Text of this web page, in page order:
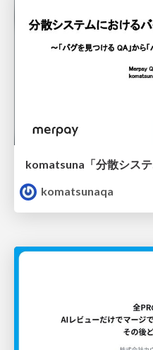
komatsuna「分散システ
komatsunaqa